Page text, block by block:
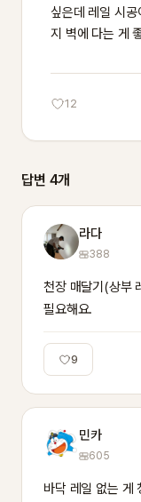
싶은데 레일 시
지 벽에 다는 게
12
답변 4개
라다
388
천장 매달기(상부
필요해요.
9
민카
605
바닥 레일 없는 게